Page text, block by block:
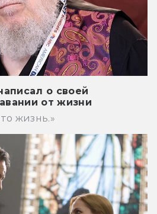
о своей
от жизни
жизнь.»